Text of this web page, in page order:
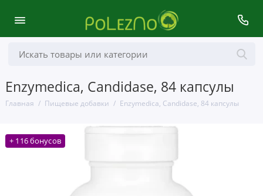
Enzymedica, Candidase, 84 капсулы
Главная Пищевые добавки Enzymedica, Candidase, 84 капсулы
+ 116 бонусов